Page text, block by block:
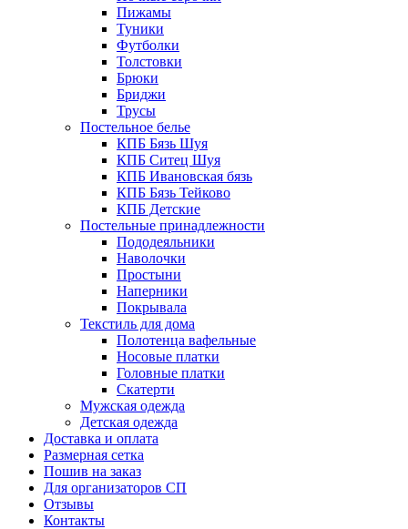
Пижамы
Туники
Футболки
Толстовки
Брюки
Бриджи
Трусы
Постельное белье
КПБ Бязь Шуя
КПБ Ситец Шуя
КПБ Ивановская бязь
КПБ Бязь Тейково
КПБ Детские
Постельные принадлежности
Пододеяльники
Наволочки
Простыни
Наперники
Покрывала
Текстиль для дома
Полотенца вафельные
Носовые платки
Головные платки
Скатерти
Мужская одежда
Детская одежда
Доставка и оплата
Размерная сетка
Пошив на заказ
Для организаторов СП
Отзывы
Контакты